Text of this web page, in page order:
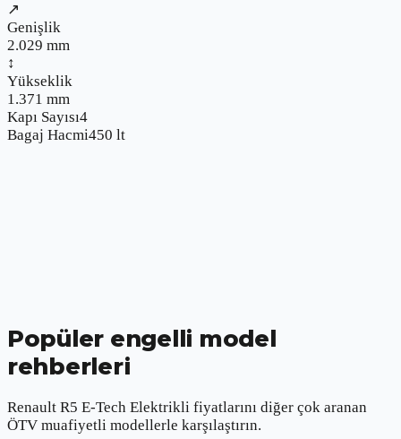
↗
Genişlik
2.029 mm
↕
Yükseklik
1.371 mm
Kapı Sayısı4
Bagaj Hacmi450 lt
Popüler engelli model
rehberleri
Renault R5 E-Tech Elektrikli fiyatlarını diğer çok aranan
ÖTV muafiyetli modellerle karşılaştırın.